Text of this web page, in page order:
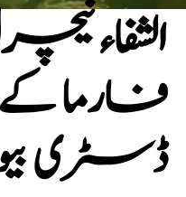
الشفاء
فارما کے
ڈسٹری